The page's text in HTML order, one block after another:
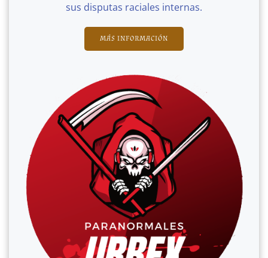
sus disputas raciales internas.
MÁS INFORMACIÓN